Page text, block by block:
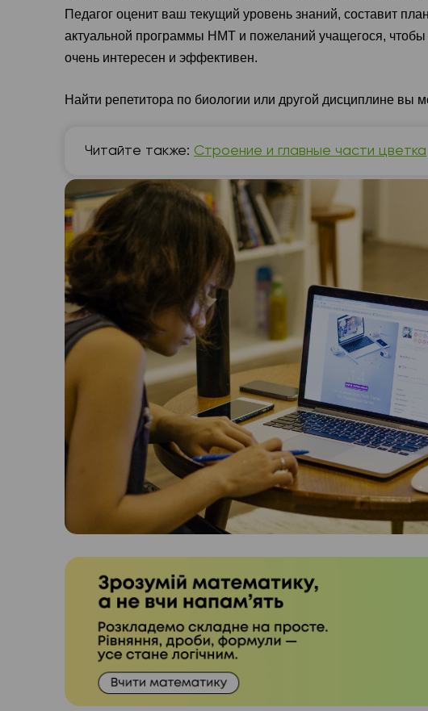
Педагог оценит ваш текущий уровень знаний, составит
актуальной программы НМТ и пожеланий учащегося,
очень интересен и эффективен.
Найти репетитора по биологии или другой дисциплине вы
Читайте также: Строение и главные части цветка